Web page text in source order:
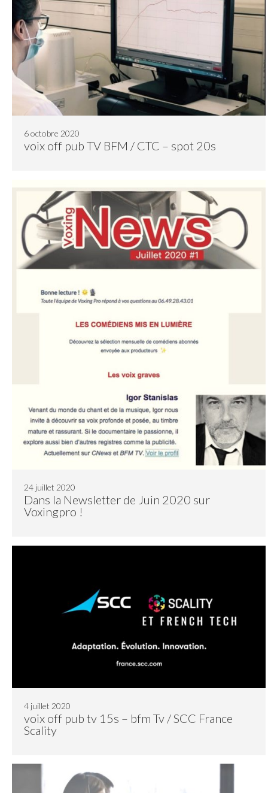
6 octobre 2020
voix off pub TV BFM / CTC – spot 20s
24 juillet 2020
Dans la Newsletter de Juin 2020 sur
Voxingpro !
4 juillet 2020
voix off pub tv 15s – bfm Tv / SCC France
Scality